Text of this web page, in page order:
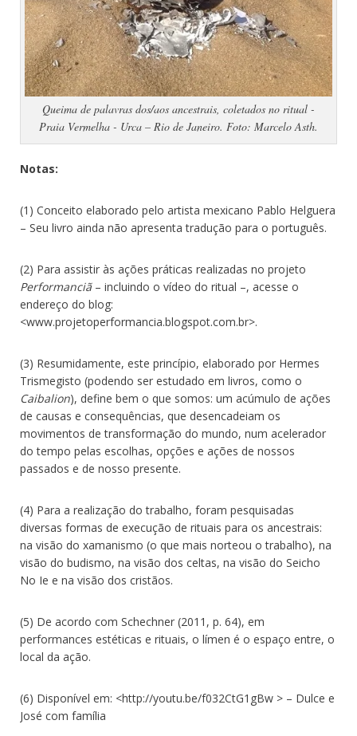
Queima de palavras dos/aos ancestrais, coletados no ritual -
Praia Vermelha - Urca – Rio de Janeiro. Foto: Marcelo Asth.
Notas:
(1) Conceito elaborado pelo artista mexicano Pablo Helguera
– Seu livro ainda não apresenta tradução para o português.
(2) Para assistir às ações práticas realizadas no projeto
Performanciã – incluindo o vídeo do ritual –, acesse o
endereço do blog:
<www.projetoperformancia.blogspot.com.br>.
(3) Resumidamente, este princípio, elaborado por Hermes
Trismegisto (podendo ser estudado em livros, como o
Caibalion), define bem o que somos: um acúmulo de ações
de causas e consequências, que desencadeiam os
movimentos de transformação do mundo, num acelerador
do tempo pelas escolhas, opções e ações de nossos
passados e de nosso presente.
(4) Para a realização do trabalho, foram pesquisadas
diversas formas de execução de rituais para os ancestrais:
na visão do xamanismo (o que mais norteou o trabalho), na
visão do budismo, na visão dos celtas, na visão do Seicho
No Ie e na visão dos cristãos.
(5) De acordo com Schechner (2011, p. 64), em
performances estéticas e rituais, o límen é o espaço entre, o
local da ação.
(6) Disponível em: <http://youtu.be/f032CtG1gBw > – Dulce e
José com família